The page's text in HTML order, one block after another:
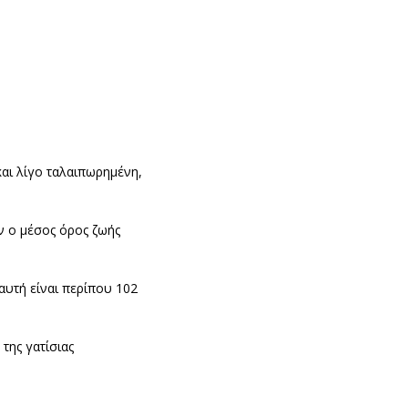
λίγο ταλαιπωρημένη,
ο μέσος όρος ζωής
είναι περίπου 102
γατίσιας